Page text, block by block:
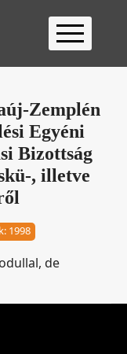
Kezdőlap
Ügyfélfogadás
Ügyintézés
Választás
2026 Fontos
Zemplén
Egyéni
Bizottság
, illetve
1998
de